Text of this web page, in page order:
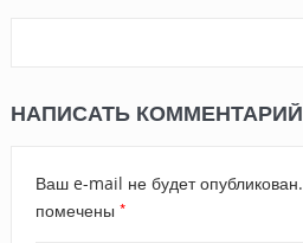
НАПИСАТЬ КОММЕНТАРИЙ
Ваш e-mail не будет опубликован.
помечены *